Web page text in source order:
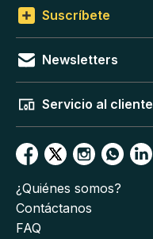
Suscríbete
Newsletters
Servicio al cliente
¿Quiénes somos?
Contáctanos
FAQ